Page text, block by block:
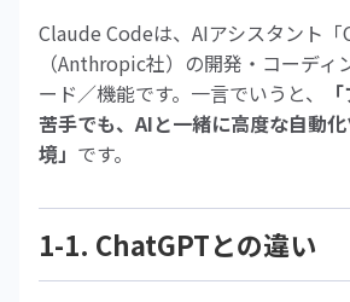
Claude Codeは、AIアシスタント「
（Anthropic社）の開発・コーディ
ード／機能です。一言でいうと、
苦手でも、AIと一緒に高度な自動
境」 です。
1-1. ChatGPTとの違い